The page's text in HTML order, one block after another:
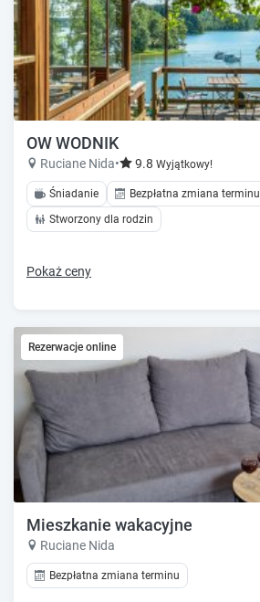
OW WODNIK
Ruciane Nida• 9.8 Wyjątkowy!
Śniadanie
Bezpłatna zmiana terminu
Stworzony dla rodzin
Pokaż ceny
Rezerwacje online
Mieszkanie wakacyjne
Ruciane Nida
Bezpłatna zmiana terminu